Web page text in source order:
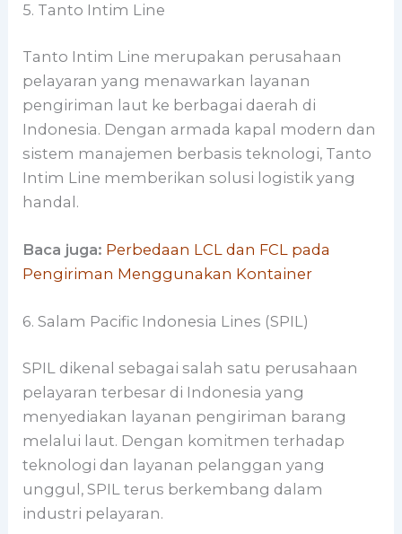
5. Tanto Intim Line
Tanto Intim Line merupakan perusahaan
pelayaran yang menawarkan layanan
pengiriman laut ke berbagai daerah di
Indonesia. Dengan armada kapal modern dan
sistem manajemen berbasis teknologi, Tanto
Intim Line memberikan solusi logistik yang
handal.
Baca juga: Perbedaan LCL dan FCL pada
Pengiriman Menggunakan Kontainer
6. Salam Pacific Indonesia Lines (SPIL)
SPIL dikenal sebagai salah satu perusahaan
pelayaran terbesar di Indonesia yang
menyediakan layanan pengiriman barang
melalui laut. Dengan komitmen terhadap
teknologi dan layanan pelanggan yang
unggul, SPIL terus berkembang dalam
industri pelayaran.